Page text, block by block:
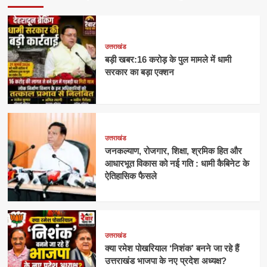
उत्तराखंड
बड़ी खबर:16 करोड़ के पुल मामले में धामी
सरकार का बड़ा एक्शन
उत्तराखंड
जनकल्याण, रोजगार, शिक्षा, श्रमिक हित और
आधारभूत विकास को नई गति : धामी कैबिनेट के
ऐतिहासिक फैसले
उत्तराखंड
क्या रमेश पोखरियाल ‘निशंक’ बनने जा रहे हैं
उत्तराखंड भाजपा के नए प्रदेश अध्यक्ष?